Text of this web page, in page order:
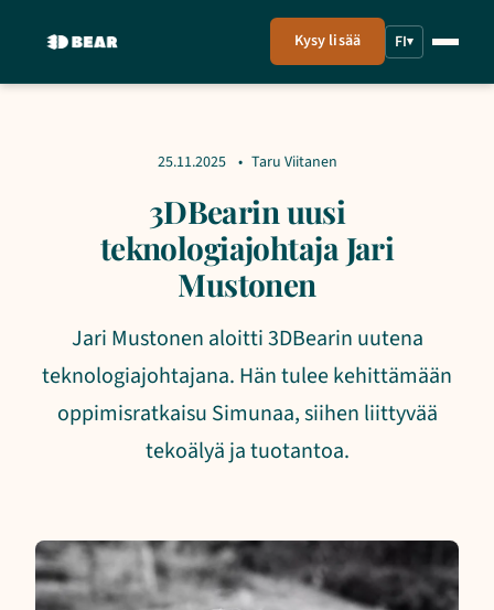
Kysy lisää FI▾
25.11.2025 Taru Viitanen
3DBearin uusi
teknologiajohtaja Jari
Mustonen
Jari Mustonen aloitti 3DBearin uutena
teknologiajohtajana. Hän tulee kehittämään
oppimisratkaisu Simunaa, siihen liittyvää
tekoälyä ja tuotantoa.